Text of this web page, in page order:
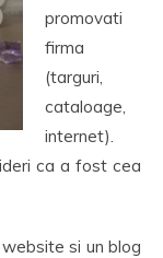
promovati
firma
(targuri,
cataloage,
internet).
ca a fost cea
si un blog